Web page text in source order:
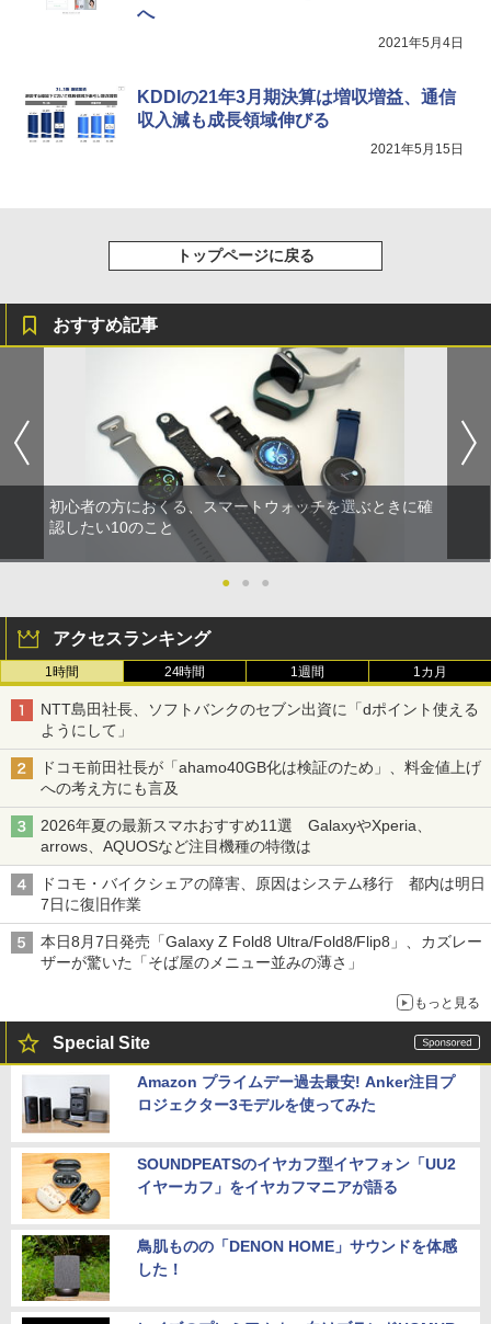
へ
2021年5月4日
KDDIの21年3月期決算は増収増益、通信
収入減も成長領域伸びる
2021年5月15日
トップページに戻る
おすすめ記事
初心者の方におくる、スマートウォッチを選ぶときに確
認したい10のこと
● ● ●
アクセスランキング
1時間 24時間 1週間 1カ月
NTT島田社長、ソフトバンクのセブン出資に「dポイント使える
ようにして」
ドコモ前田社長が「ahamo40GB化は検証のため」、料金値上げ
への考え方にも言及
2026年夏の最新スマホおすすめ11選 GalaxyやXperia、
arrows、AQUOSなど注目機種の特徴は
ドコモ・バイクシェアの障害、原因はシステム移行 都内は明日
7日に復旧作業
本日8月7日発売「Galaxy Z Fold8 Ultra/Fold8/Flip8」、カズレー
ザーが驚いた「そば屋のメニュー並みの薄さ」
もっと見る
Special Site
Amazon プライムデー過去最安! Anker注目プ
ロジェクター3モデルを使ってみた
SOUNDPEATSのイヤカフ型イヤフォン「UU2
イヤーカフ」をイヤカフマニアが語る
鳥肌ものの「DENON HOME」サウンドを体感
した！